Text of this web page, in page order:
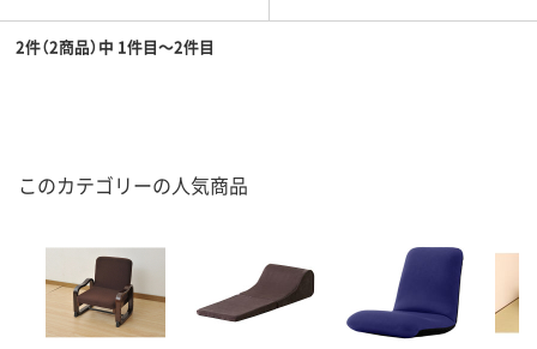
2件（2商品）中 1件目～2件目
このカテゴリーの人気商品